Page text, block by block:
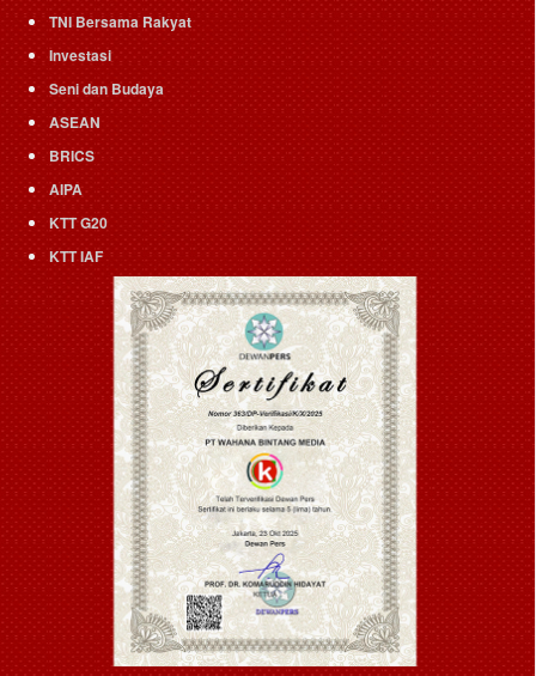
TNI Bersama Rakyat
Investasi
Seni dan Budaya
ASEAN
BRICS
AIPA
KTT G20
KTT IAF